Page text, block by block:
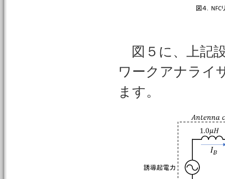
図５に、上記
ワークアナライ
ます。